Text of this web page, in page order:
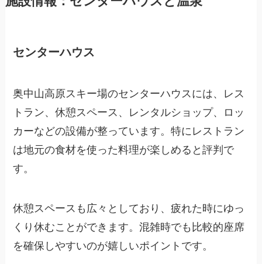
センターハウス
奥中山高原スキー場のセンターハウスには、レス
トラン、休憩スペース、レンタルショップ、ロッ
カーなどの設備が整っています。特にレストラン
は地元の食材を使った料理が楽しめると評判で
す。
休憩スペースも広々としており、疲れた時にゆっ
くり休むことができます。混雑時でも比較的座席
を確保しやすいのが嬉しいポイントです。